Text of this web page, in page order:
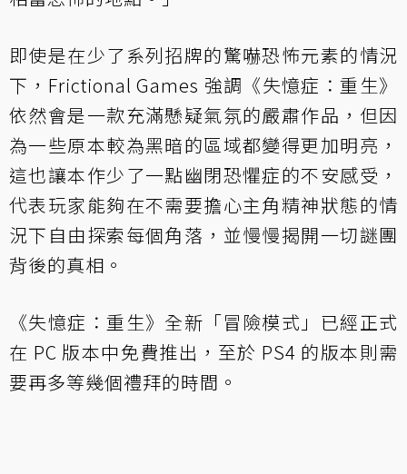
即使是在少了系列招牌的驚嚇恐怖元素的情況
下，Frictional Games 強調《失憶症：重生》
依然會是一款充滿懸疑氣氛的嚴肅作品，但因
為一些原本較為黑暗的區域都變得更加明亮，
這也讓本作少了一點幽閉恐懼症的不安感受，
代表玩家能夠在不需要擔心主角精神狀態的情
況下自由探索每個角落，並慢慢揭開一切謎團
背後的真相。
《失憶症：重生》全新「冒險模式」已經正式
在 PC 版本中免費推出，至於 PS4 的版本則需
要再多等幾個禮拜的時間。